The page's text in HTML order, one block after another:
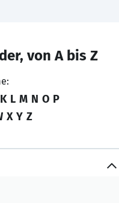
von A bis Z
K L M N O P
X Y Z